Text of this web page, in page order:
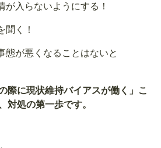
が入らないようにする！
聞く！
態が悪くなることはないと
際に現状維持バイアスが働く」こ
対処の第一歩です。